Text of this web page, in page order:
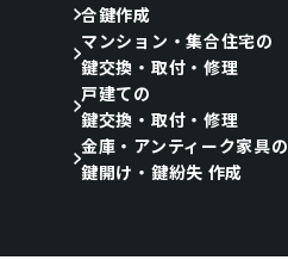
合鍵作成
マンション・集合住宅の
鍵交換・取付・修理
戸建ての
鍵交換・取付・修理
金庫・アンティーク家具の
鍵開け・鍵紛失 作成